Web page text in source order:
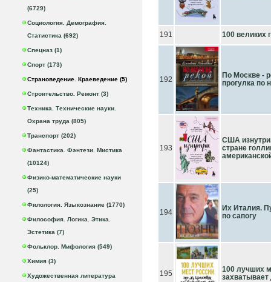
(6729)
Социология. Демография.
Статистика (692)
Спецназ (1)
Спорт (173)
Страноведение. Краеведение (5)
Строительство. Ремонт (3)
Техника. Технические науки.
Охрана труда (805)
Транспорт (202)
Фантастика. Фэнтези. Мистика
(10124)
Физико-математические науки
(25)
Филология. Языкознание (1770)
Философия. Логика. Этика.
Эстетика (7)
Фольклор. Мифология (549)
Химия (3)
Художественная литература
191 100 великих
192
По Москве -
прогулка по
193
США
стране
194
Их Италия.
по сапогу
195
100 лучших
захватывает